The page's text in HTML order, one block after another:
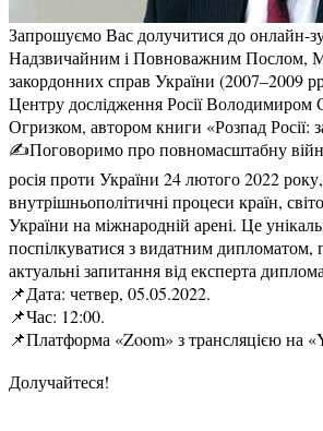
Запрошуємо Вас долучитися до онлайн-
Надзвичайним і Повноважним Послом,
закордонних справ України (2007–2009
Центру дослідження Росії Володимиром
Огризком, автором книги «Розпад Росії:
✍️Поговоримо про повномасштабну
росія проти України 24 лютого 2022 року,
внутрішньополітичні процеси країн,
України на міжнародній арені. Це
поспілкуватися з видатним дипломатом,
актуальні запитання від експерта
📌Дата: четвер, 05.05.2022.
📌Час: 12:00.
📌Платформа «Zoom» з трансляцією на
Долучайтеся!